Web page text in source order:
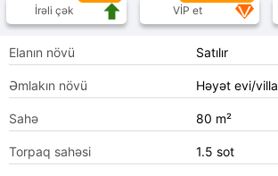
İrəli çək
VİP et
Elanın növü Satılır
Əmlakın növü Həyət evi/villa
Sahə 80 m²
Torpaq sahəsi 1.5 sot